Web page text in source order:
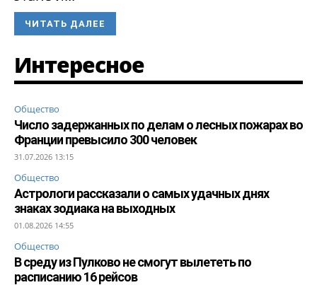
ЧИТАТЬ ДАЛЕЕ
Интересное
Общество
Число задержанных по делам о лесных пожарах во
Франции превысило 300 человек
31.07.2026 13:15
Общество
Астрологи рассказали о самых удачных днях
знаках зодиака на выходных
01.08.2026 14:55
Общество
В среду из Пулково не смогут вылететь по
расписанию 16 рейсов